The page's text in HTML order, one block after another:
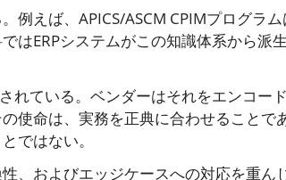
例えば、APICS/ASCM CPIMプログラム
はERPシステムがこの知識体系から派
れている。ベンダーはそれをエンコー
使命は、実務を正典に合わせることで
ではない。
、およびエッジケースへの対応を重ん